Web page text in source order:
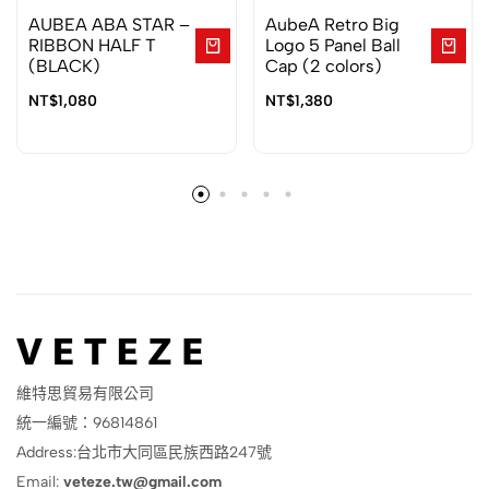
AUBEA ABA STAR –
RIBBON HALF T
(BLACK)
NT$1,080
AubeA Retro Big
Logo 5 Panel Ball
Cap (2 colors)
NT$1,380
維特思貿易有限公司
統一編號：96814861
Address:台北市大同區民族西路247號
Email: veteze.tw@gmail.com